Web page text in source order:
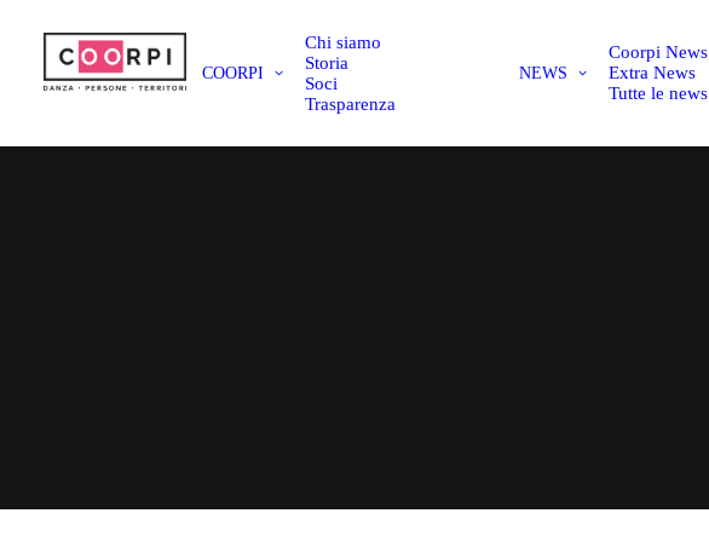
COORPI
Chi siamo
Storia
Soci
Trasparenza
NEWS
Coorpi News
Extra News
Tutte le news